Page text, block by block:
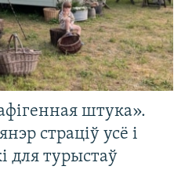
штука».
страціў усё і
для турыстаў